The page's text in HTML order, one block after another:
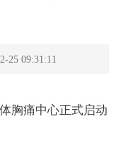
25 09:31:11
胸痛中心正式启动